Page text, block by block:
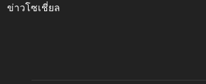
ข่าวโซเชี่ยล